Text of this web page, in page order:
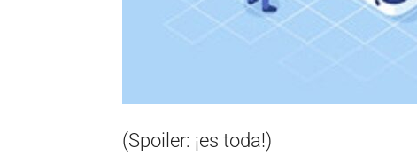
(Spoiler: ¡es toda!)